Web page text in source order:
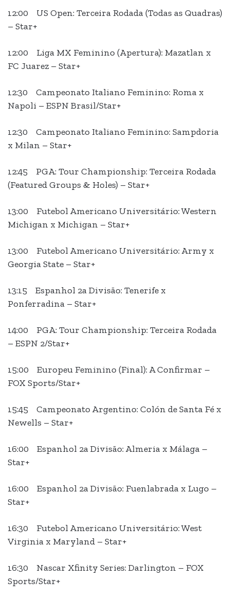
12:00 US Open: Terceira Rodada (Todas as Quadras)
– Star+
12:00 Liga MX Feminino (Apertura): Mazatlan x
FC Juarez – Star+
12:30 Campeonato Italiano Feminino: Roma x
Napoli – ESPN Brasil/Star+
12:30 Campeonato Italiano Feminino: Sampdoria
x Milan – Star+
12:45 PGA: Tour Championship: Terceira Rodada
(Featured Groups & Holes) – Star+
13:00 Futebol Americano Universitário: Western
Michigan x Michigan – Star+
13:00 Futebol Americano Universitário: Army x
Georgia State – Star+
13:15 Espanhol 2a Divisão: Tenerife x
Ponferradina – Star+
14:00 PGA: Tour Championship: Terceira Rodada
– ESPN 2/Star+
15:00 Europeu Feminino (Final): A Confirmar –
FOX Sports/Star+
15:45 Campeonato Argentino: Colón de Santa Fé x
Newells – Star+
16:00 Espanhol 2a Divisão: Almeria x Málaga –
Star+
16:00 Espanhol 2a Divisão: Fuenlabrada x Lugo –
Star+
16:30 Futebol Americano Universitário: West
Virginia x Maryland – Star+
16:30 Nascar Xfinity Series: Darlington – FOX
Sports/Star+